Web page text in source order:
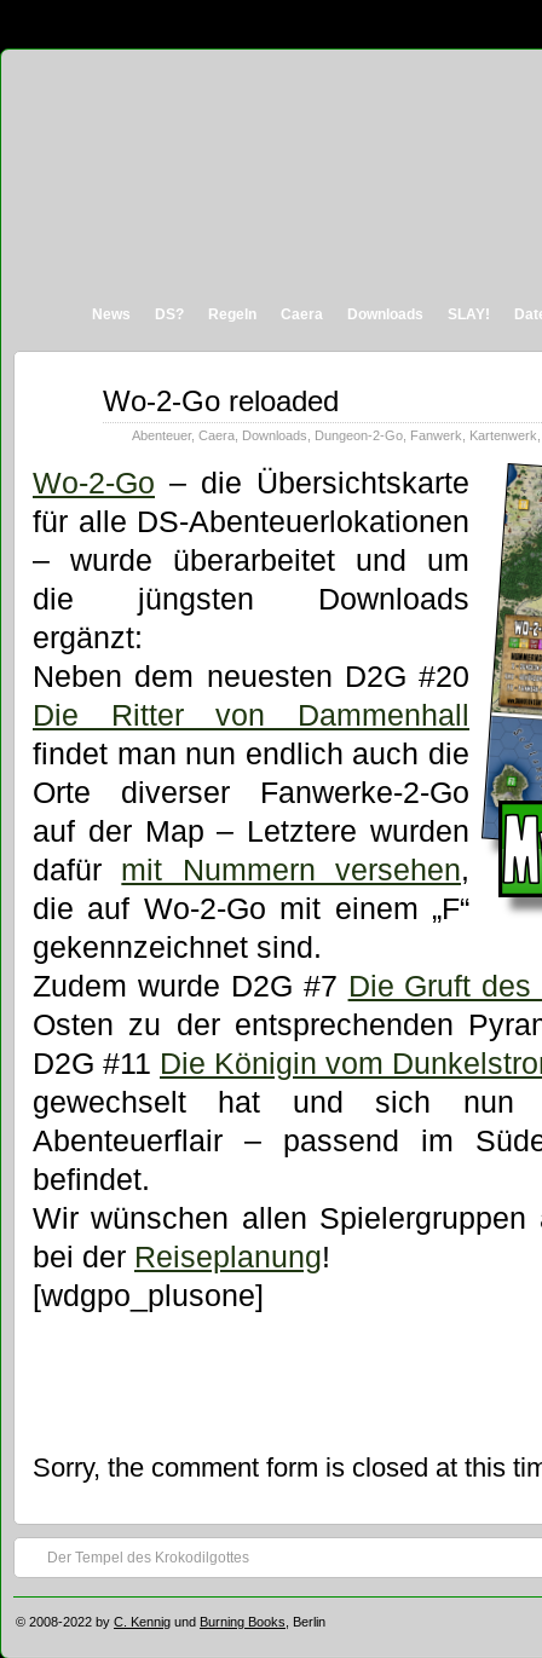
News DS? Regeln Caera Downloads SLAY!
Wo-2-Go reloaded
Abenteuer, Caera Downloads Dungeon-2-Go Fanwerk Kartenwerk
Wo-2-Go – die Übersichtskarte
für alle DS-Abenteuerlokationen
– wurde überarbeitet und um
die jüngsten Downloads
ergänzt:
Neben dem neuesten D2G #20
Die Ritter von Dammenhall
findet man nun endlich auch die
Orte diverser Fanwerke-2-Go
auf der Map – Letztere wurden
dafür mit Nummern versehen,
die auf Wo-2-Go mit einem „F“
gekennzeichnet sind.
Zudem wurde D2G #7 Die Gruft
Osten zu der entsprechenden
D2G #11 Die Königin vom
gewechselt hat und sich nun
Abenteuerflair – passend im
befindet.
Wir wünschen allen
bei der Reiseplanung!
[wdgpo_plusone]
Sorry, the comment form is closed at this
Der Tempel des Krokodilgottes
© 2008-2022 by C. Kennig und Burning Books , Berlin